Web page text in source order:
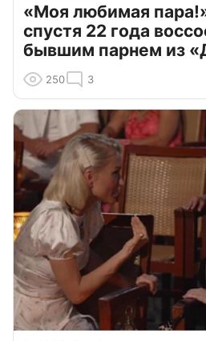
«Моя любимая
спустя 22 года
бывшим парнем из
250 3